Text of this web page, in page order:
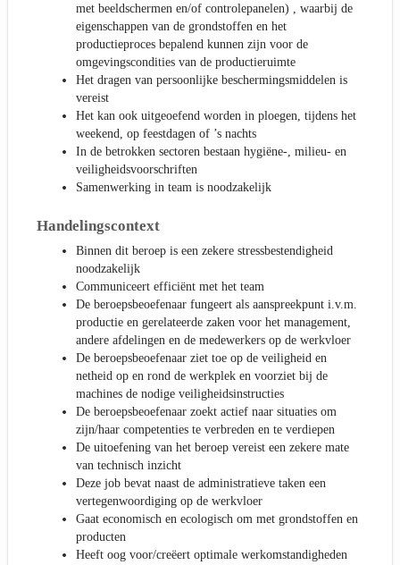
met beeldschermen en/of controlepanelen) , waarbij de
eigenschappen van de grondstoffen en het
productieproces bepalend kunnen zijn voor de
omgevingscondities van de productieruimte
Het dragen van persoonlijke beschermingsmiddelen is
vereist
Het kan ook uitgeoefend worden in ploegen, tijdens het
weekend, op feestdagen of ’s nachts
In de betrokken sectoren bestaan hygiëne-, milieu- en
veiligheidsvoorschriften
Samenwerking in team is noodzakelijk
Handelingscontext
Binnen dit beroep is een zekere stressbestendigheid
noodzakelijk
Communiceert efficiënt met het team
De beroepsbeoefenaar fungeert als aanspreekpunt i.v.m.
productie en gerelateerde zaken voor het management,
andere afdelingen en de medewerkers op de werkvloer
De beroepsbeoefenaar ziet toe op de veiligheid en
netheid op en rond de werkplek en voorziet bij de
machines de nodige veiligheidsinstructies
De beroepsbeoefenaar zoekt actief naar situaties om
zijn/haar competenties te verbreden en te verdiepen
De uitoefening van het beroep vereist een zekere mate
van technisch inzicht
Deze job bevat naast de administratieve taken een
vertegenwoordiging op de werkvloer
Gaat economisch en ecologisch om met grondstoffen en
producten
Heeft oog voor/creëert optimale werkomstandigheden